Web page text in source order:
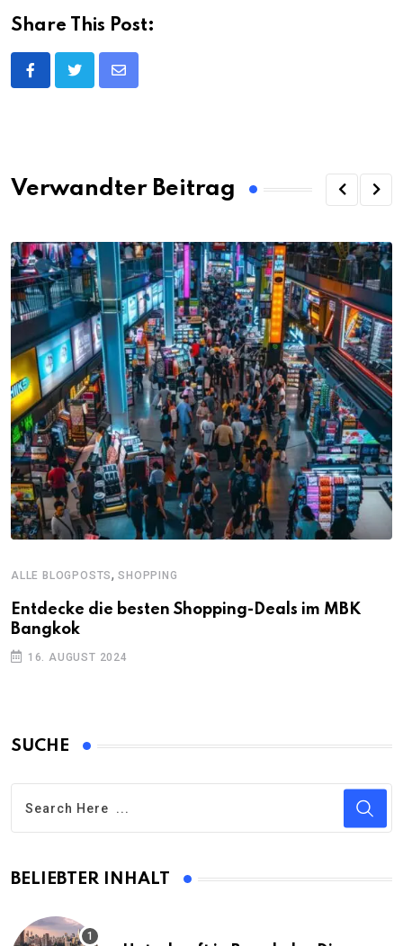
Share This Post:
Share
Verwandter Beitrag
ALLE BLOGPOSTS,SHOPPING
Entdecke die besten Shopping-Deals im MBK
Bangkok
16. AUGUST 2024
SUCHE
BELIEBTER INHALT